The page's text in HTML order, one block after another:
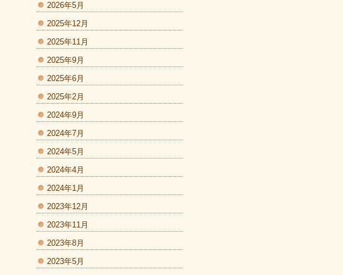
2026年5月
2025年12月
2025年11月
2025年9月
2025年6月
2025年2月
2024年9月
2024年7月
2024年5月
2024年4月
2024年1月
2023年12月
2023年11月
2023年8月
2023年5月